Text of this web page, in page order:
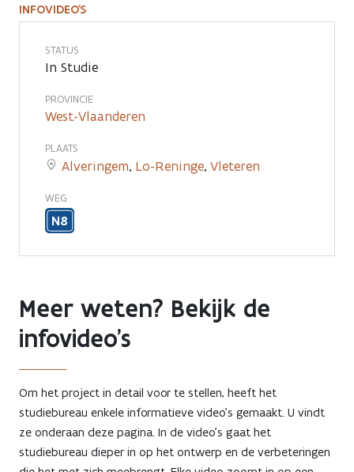
Infovideo's
INFOVIDEO'S
STATUS
In Studie
PROVINCIE
West-Vlaanderen
PLAATS
Alveringem, Lo-Reninge, Vleteren
WEG
N8
Meer weten? Bekijk de
infovideo's
Om het project in detail voor te stellen, heeft het
studiebureau enkele informatieve video’s gemaakt. U vindt
ze onderaan deze pagina. In de video's gaat het
studiebureau dieper in op het ontwerp en de verbeteringen